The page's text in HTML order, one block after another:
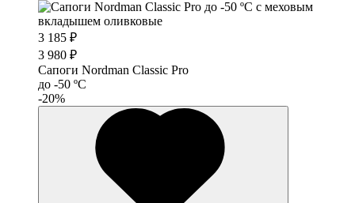
3 185 ₽
3 980 ₽
Сапоги Nordman Classic Pro
до -50 ºС
-20%